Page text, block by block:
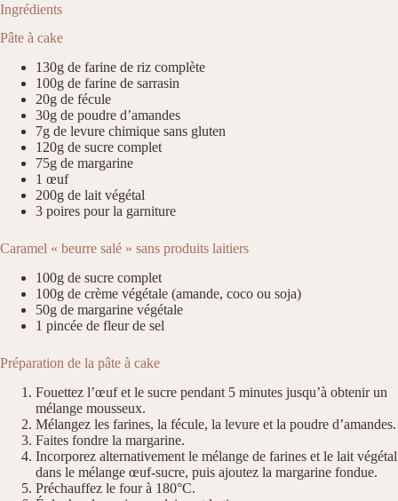
Ingrédients
Pâte à cake
130g de farine de riz complète
100g de farine de sarrasin
20g de fécule
30g de poudre d’amandes
7g de levure chimique sans gluten
120g de sucre complet
75g de margarine
1 œuf
200g de lait végétal
3 poires pour la garniture
Caramel « beurre salé » sans produits laitiers
100g de sucre complet
100g de crème végétale (amande, coco ou soja)
50g de margarine végétale
1 pincée de fleur de sel
Préparation de la pâte à cake
Fouettez l’œuf et le sucre pendant 5 minutes jusqu’à obtenir un
mélange mousseux.
Mélangez les farines, la fécule, la levure et la poudre d’amandes.
Faites fondre la margarine.
Incorporez alternativement le mélange de farines et le lait végétal
dans le mélange œuf-sucre, puis ajoutez la margarine fondue.
Préchauffez le four à 180°C.